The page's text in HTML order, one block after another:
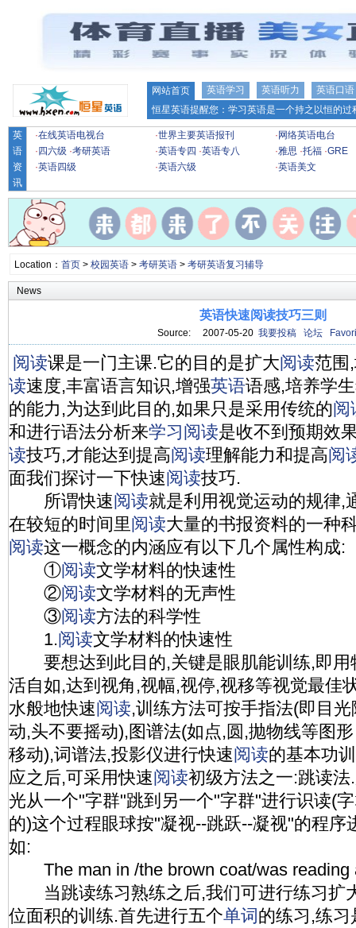
网站首页 英语学习 英语听力
英语口语
恒星英语提醒您：学习英语是一个持之以恒的
英
语
资
讯
·在线英语电视台 ·世界主要英语报刊 · 网络英语电台
· 四六级 ·考研英语 ·英语专四 ·英语专八 ·雅思 ·托福 ·GRE
·英语四级 ·英语六级 ·英语美文
Location： 首页> 校园英语> 考研英语> 考研英语复习辅导
News
英语快速阅读技巧三则
Source: 2007-05-20 我要投稿 论坛
阅读课是一门主课.它的目的是扩大阅读范围
读速度,丰富语言知识,增强英语语感,培养学
的能力,为达到此目的,如果只是采用传统的阅
和进行语法分析来学习阅读是收不到预期效
读技巧,才能达到提高阅读理解能力和提高阅
面我们探讨一下快速阅读技巧.
所谓快速阅读就是利用视觉运动的规律,
在较短的时间里阅读大量的书报资料的一种
阅读这一概念的内涵应有以下几个属性构成:
①阅读文学材料的快速性
②阅读文学材料的无声性
③阅读方法的科学性
1.阅读文学材料的快速性
要想达到此目的,关键是眼肌能训练,即用
活自如,达到视角,视幅,视停,视移等视觉最佳
水般地快速阅读,训练方法可按手指法(即目
动,头不要摇动),图谱法(如点,圆,抛物线等图
移动),词谱法,投影仪进行快速阅读的基本功
应之后,可采用快速阅读初级方法之一:跳读
光从一个"字群"跳到另一个"字群"进行识读(
的)这个过程眼球按"凝视--跳跃--凝视"的程序
如:
The man in /the brown coat/was reading
当跳读练习熟练之后,我们可进行练习扩
位面积的训练.首先进行五个单词的练习,练